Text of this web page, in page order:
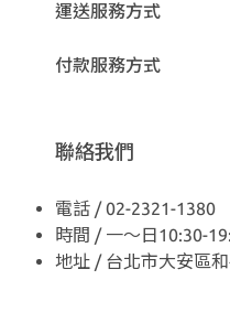
運送服務方式
付款服務方式
聯絡我們
電話 / 02-2321-1380
時間 / 一～日10:30-
地址 / 台北市大安區